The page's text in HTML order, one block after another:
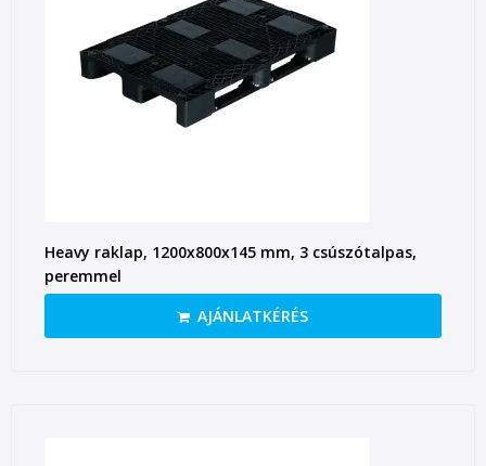
Heavy raklap, 1200x800x145 mm, 3 csúszótalpas,
peremmel
AJÁNLATKÉRÉS